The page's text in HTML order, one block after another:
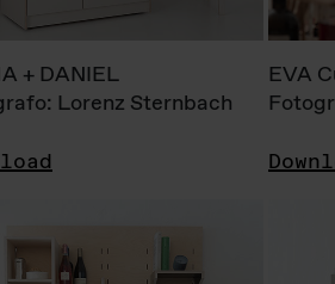
+ DANIEL
Lorenz Sternbach
EVA